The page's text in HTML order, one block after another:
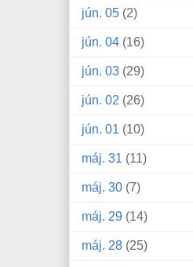
jún. 05 (2)
jún. 04 (16)
jún. 03 (29)
jún. 02 (26)
jún. 01 (10)
máj. 31 (11)
máj. 30 (7)
máj. 29 (14)
máj. 28 (25)